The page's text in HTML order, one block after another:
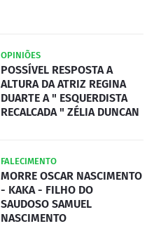
OPINIÕES
POSSÍVEL RESPOSTA A
ALTURA DA ATRIZ REGINA
DUARTE A " ESQUERDISTA
RECALCADA " ZÉLIA DUNCAN
FALECIMENTO
MORRE OSCAR NASCIMENTO
- KAKA - FILHO DO
SAUDOSO SAMUEL
NASCIMENTO